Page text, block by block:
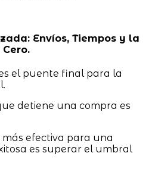
Envíos, Tiempos y la
el puente final para la
detiene una compra es
efectiva para una
es superar el umbral